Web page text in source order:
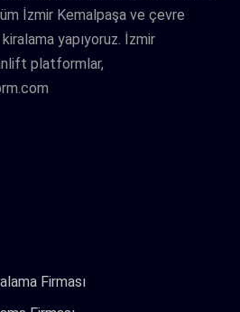
İzmir Kemalpaşa ve çevre
yapıyoruz. İzmir
platformlar,
Firması